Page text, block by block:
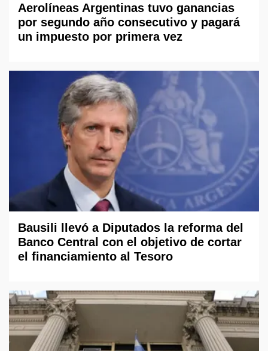
Aerolíneas Argentinas tuvo ganancias
por segundo año consecutivo y pagará
un impuesto por primera vez
Bausili llevó a Diputados la reforma del
Banco Central con el objetivo de cortar
el financiamiento al Tesoro